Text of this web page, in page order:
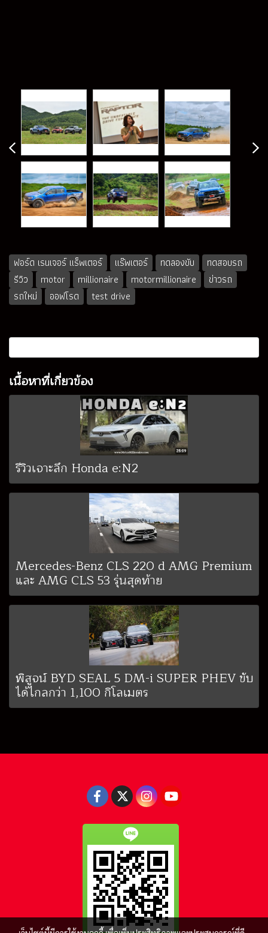
ฟอร์ด เรนเจอร์ แร็พเตอร์ แร๊พเตอร์ ทดลองขับ
ทดสอบรถ
รีวิว
motor millionaire motormillionaire
ข่าวรถ
รถใหม่
ออฟโรด test drive
เนื้อหาที่เกี่ยวข้อง
รีวิวเจาะลึก Honda e:N2
Mercedes-Benz CLS 220 d AMG Premium
และ AMG CLS 53 รุ่นสุดท้าย
พิสูจน์ BYD SEAL 5 DM-i SUPER PHEV ขับ
ได้ไกลกว่า 1,100 กิโลเมตร